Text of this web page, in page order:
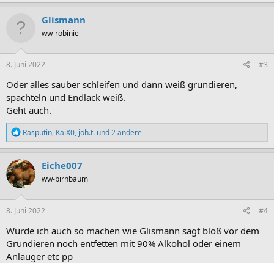
Glismann
ww-robinie
8. Juni 2022 #3
Oder alles sauber schleifen und dann weiß grundieren,
spachteln und Endlack weiß.
Geht auch.
R
e
a
k
t
i
o
n
e
:
Rasputin, KaiX0, joh.t. und 2 andere
Eiche007
ww-birnbaum
8. Juni 2022 #4
Würde ich auch so machen wie Glismann sagt bloß vor dem
Grundieren noch entfetten mit 90% Alkohol oder einem
Anlauger etc pp